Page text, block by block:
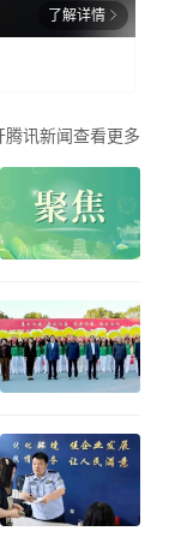
了解详情
腾讯新闻查看更多